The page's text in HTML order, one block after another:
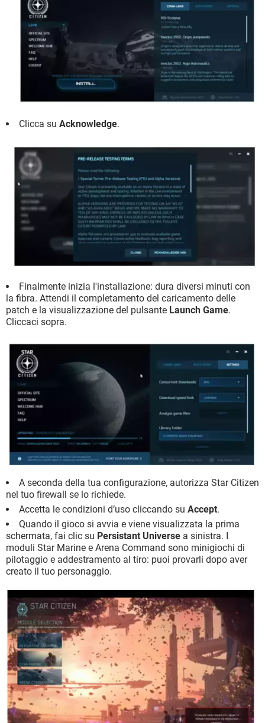
Clicca su Acknowledge.
Finalmente inizia l'installazione: dura diversi minuti con
la fibra. Attendi il completamento del caricamento delle
patch e la visualizzazione del pulsante Launch Game.
Cliccaci sopra.
A seconda della tua configurazione, autorizza Star Citizen
nel tuo firewall se lo richiede.
Accetta le condizioni d’uso cliccando su Accept.
Quando il gioco si avvia e viene visualizzata la prima
schermata, fai clic su Persistant Universe a sinistra. I
moduli Star Marine e Arena Command sono minigiochi di
pilotaggio e addestramento al tiro: puoi provarli dopo aver
creato il tuo personaggio.